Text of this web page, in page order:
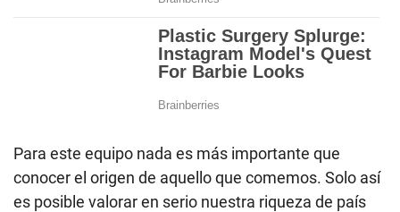
Para este equipo nada es más importante que
conocer el origen de aquello que comemos. Solo así
es posible valorar en serio nuestra riqueza de país